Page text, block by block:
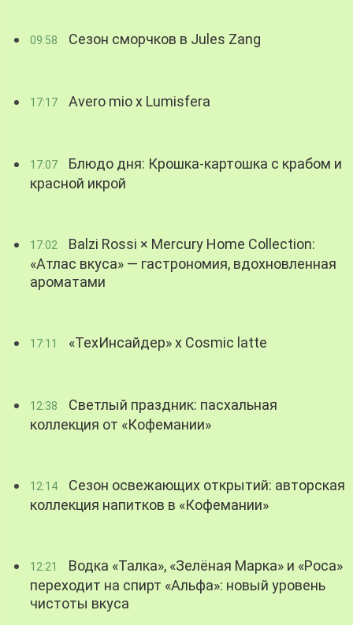
09:58 Сезон сморчков в Jules Zang
17:17 Avero mio x Lumisfera
17:07
Блюдо дня: Крошка-картошка с крабом и
красной икрой
17:02
Balzi Rossi × Mercury Home Collection:
«Атлас вкуса» — гастрономия, вдохновленная
ароматами
17:11 «ТехИнсайдер» х Cosmic latte
12:38
Светлый праздник: пасхальная
коллекция от «Кофемании»
12:14
Сезон освежающих открытий: авторская
коллекция напитков в «Кофемании»
12:21
Водка «Талка», «Зелёная Марка» и «Роса»
переходит на спирт «Альфа»: новый уровень
чистоты вкуса